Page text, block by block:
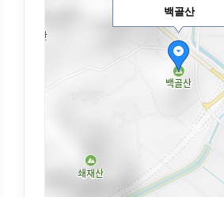
백골산